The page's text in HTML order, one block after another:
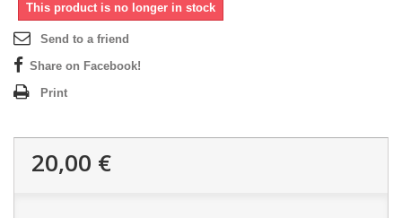
This product is no longer in stock
Send to a friend
Share on Facebook!
Print
20,00 €